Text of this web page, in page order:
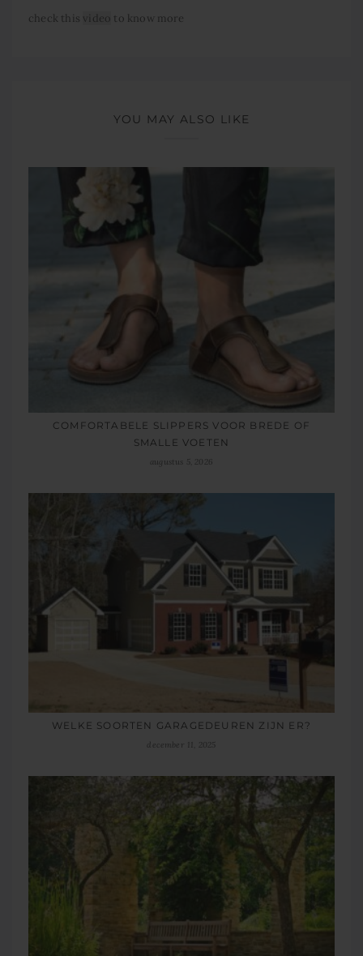
check this video to know more
YOU MAY ALSO LIKE
COMFORTABELE SLIPPERS VOOR BREDE OF
SMALLE VOETEN
augustus 5, 2026
WELKE SOORTEN GARAGEDEUREN ZIJN ER?
december 11, 2025